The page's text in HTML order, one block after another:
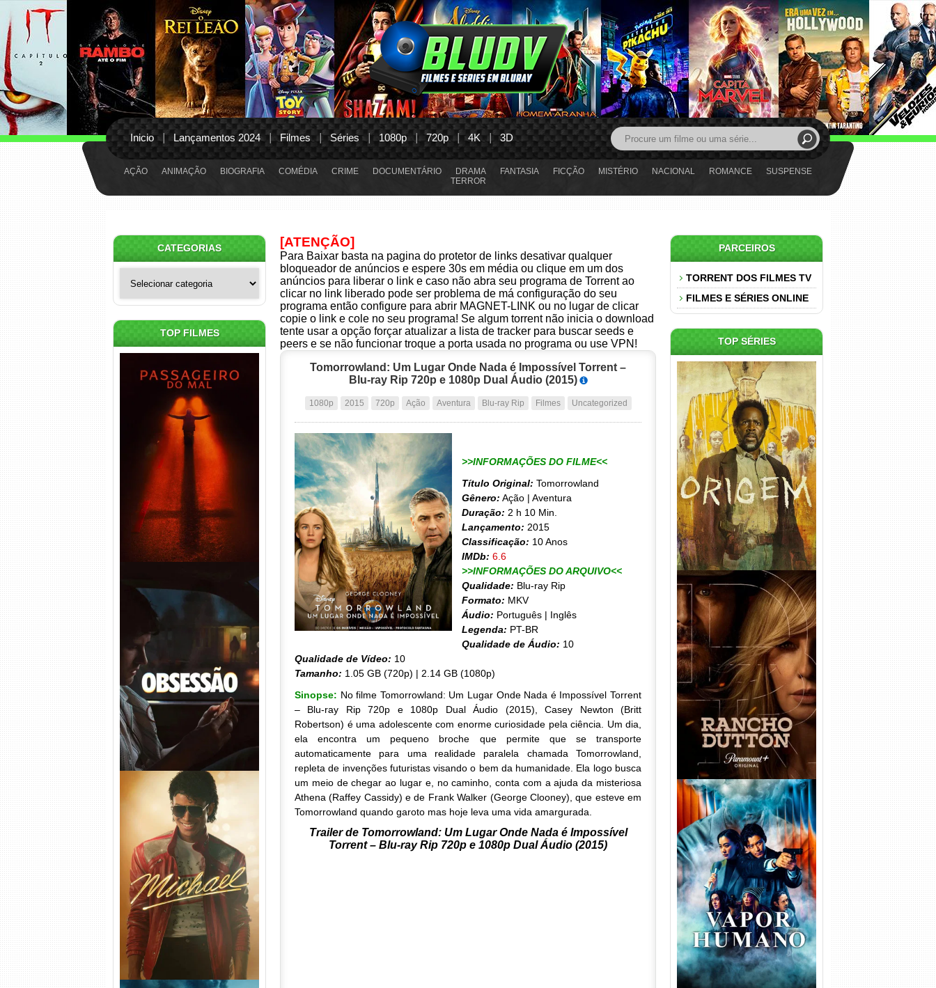
Inicio Lançamentos 2024 Filmes Séries 1080p 720p 4K 3D
AÇÃO ANIMAÇÃO BIOGRAFIA COMÉDIA CRIME DOCUMENTÁRIO DRAMA FANTASIA FICÇÃO MISTÉRIO NACIONAL ROMANCE
SUSPENSE
TERROR
[ATENÇÃO]
Para Baixar basta na pagina do protetor de links desativar qualquer
bloqueador de anúncios e espere 30s em média ou clique em um dos
anúncios para liberar o link e caso não abra seu programa de Torrent ao
clicar no link liberado pode ser problema de má configuração do seu
programa então configure para abrir MAGNET-LINK ou no lugar de clicar
copie o link e cole no seu programa! Se algum torrent não inicia o download
tente usar a opção forçar atualizar a lista de tracker para buscar seeds e
peers e se não funcionar troque a porta usada no programa ou use VPN!
Tomorrowland: Um Lugar Onde Nada é Impossível Torrent –
Blu-ray Rip 720p e 1080p Dual Áudio (2015)
1080p 2015 720p Ação Aventura Blu-ray Rip Filmes Uncategorized
>>INFORMAÇÕES DO FILME<<
Título Original: Tomorrowland
Gênero: Ação | Aventura
Duração: 2 h 10 Min.
Lançamento: 2015
Classificação: 10 Anos
IMDb: 6.6
>>INFORMAÇÕES DO ARQUIVO<<
Qualidade: Blu-ray Rip
Formato: MKV
Áudio: Português | Inglês
Legenda: PT-BR
Qualidade de Áudio: 10
Qualidade de Vídeo: 10
Tamanho: 1.05 GB (720p) | 2.14 GB (1080p)
Sinopse: No filme Tomorrowland: Um Lugar Onde Nada é Impossível Torrent
– Blu-ray Rip 720p e 1080p Dual Áudio (2015), Casey Newton (Britt
Robertson) é uma adolescente com enorme curiosidade pela ciência. Um dia,
ela encontra um pequeno broche que permite que se transporte
automaticamente para uma realidade paralela chamada Tomorrowland,
repleta de invenções futuristas visando o bem da humanidade. Ela logo busca
um meio de chegar ao lugar e, no caminho, conta com a ajuda da misteriosa
Athena (Raffey Cassidy) e de Frank Walker (George Clooney), que esteve em
Tomorrowland quando garoto mas hoje leva uma vida amargurada.
Trailer de Tomorrowland: Um Lugar Onde Nada é Impossível
Torrent – Blu-ray Rip 720p e 1080p Dual Áudio (2015)
CATEGORIAS
TOP FILMES
Passageiro do Mal Torrent
(2026) WEB-DL 1080p Dual
Áudio
Obsessão Torrent (2026)
WEB-DL 1080p/4K Dual
Áudio
Michael Torrent (2026) WEB-
DL 1080p/4K Dual Áudio
PARCEIROS
TORRENT DOS FILMES TV
FILMES E SÉRIES ONLINE
TOP SÉRIES
Origem 4ª Temporada Torrent
(2026) WEB-DL 1080p/4K
Dual Áudio
Rancho Dutton 1ª
Temporada Torrent (2026)
WEB-DL 1080p Dual Áudio
Vapor Humano 1ª Temporada
Torrent (2026) WEB-DL 1080p
Dual Áudio